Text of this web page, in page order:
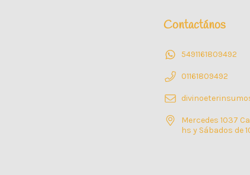
Contactános
5491161809492
01161809492
Mercedes 1037
hs y Sábados de